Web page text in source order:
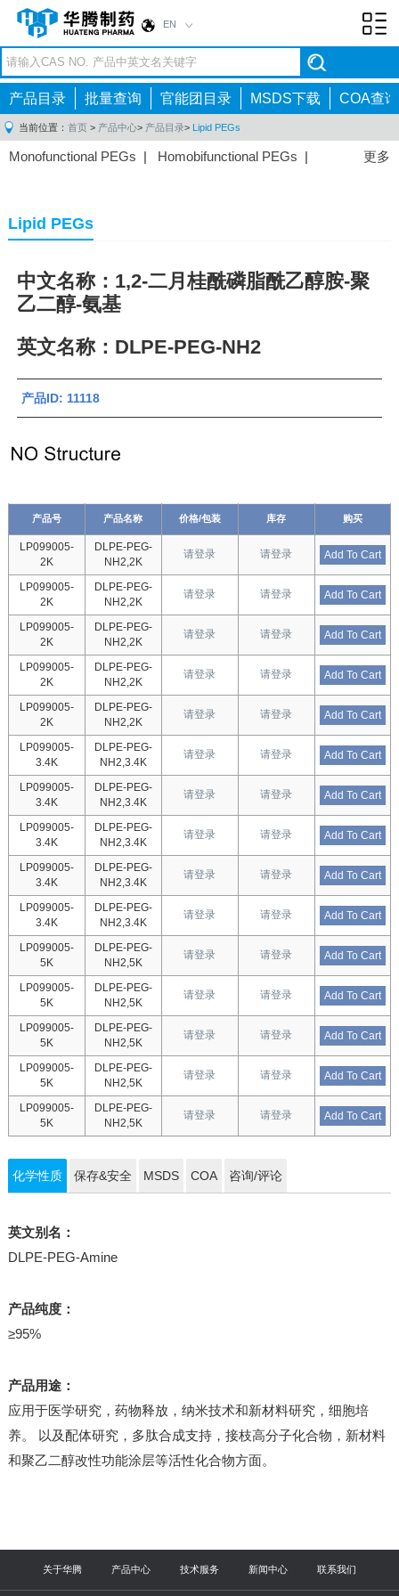
EN
产品目录 批量查询 官能团目录 MSDS下载 COA查询
当前位置： 首页 > 产品中心> 产品目录> Lipid PEGs
更多
Monofunctional PEGs | Homobifunctional PEGs |
Lipid PEGs
中文名称：1,2-二月桂酰磷脂酰乙醇胺-聚
乙二醇-氨基
英文名称：DLPE-PEG-NH2
产品ID: 11118
产品号 产品名称 价格/包装 库存 购买
LP099005-
2K
DLPE-PEG-
NH2,2K
请登录 请登录 Add To Cart
LP099005-
2K
DLPE-PEG-
NH2,2K
请登录 请登录 Add To Cart
LP099005-
2K
DLPE-PEG-
NH2,2K
请登录 请登录 Add To Cart
LP099005-
2K
DLPE-PEG-
NH2,2K
请登录 请登录 Add To Cart
LP099005-
2K
DLPE-PEG-
NH2,2K
请登录 请登录 Add To Cart
LP099005-
3.4K
DLPE-PEG-
NH2,3.4K
请登录 请登录 Add To Cart
LP099005-
3.4K
DLPE-PEG-
NH2,3.4K
请登录 请登录 Add To Cart
LP099005-
3.4K
DLPE-PEG-
NH2,3.4K
请登录 请登录 Add To Cart
LP099005-
3.4K
DLPE-PEG-
NH2,3.4K
请登录 请登录 Add To Cart
LP099005-
3.4K
DLPE-PEG-
NH2,3.4K
请登录 请登录 Add To Cart
LP099005-
5K
DLPE-PEG-
NH2,5K
请登录 请登录 Add To Cart
LP099005-
5K
DLPE-PEG-
NH2,5K
请登录 请登录 Add To Cart
LP099005-
5K
DLPE-PEG-
NH2,5K
请登录 请登录 Add To Cart
LP099005-
5K
DLPE-PEG-
NH2,5K
请登录 请登录 Add To Cart
LP099005-
5K
DLPE-PEG-
NH2,5K
请登录 请登录 Add To Cart
化学性质 保存&安全 MSDS COA 咨询/评论
英文别名：
DLPE-PEG-Amine
产品纯度：
≥95%
产品用途：
应用于医学研究，药物释放，纳米技术和新材料研究，细胞培
养。 以及配体研究，多肽合成支持，接枝高分子化合物，新材料
和聚乙二醇改性功能涂层等活性化合物方面。
关于华腾 产品中心 技术服务 新闻中心 联系我们